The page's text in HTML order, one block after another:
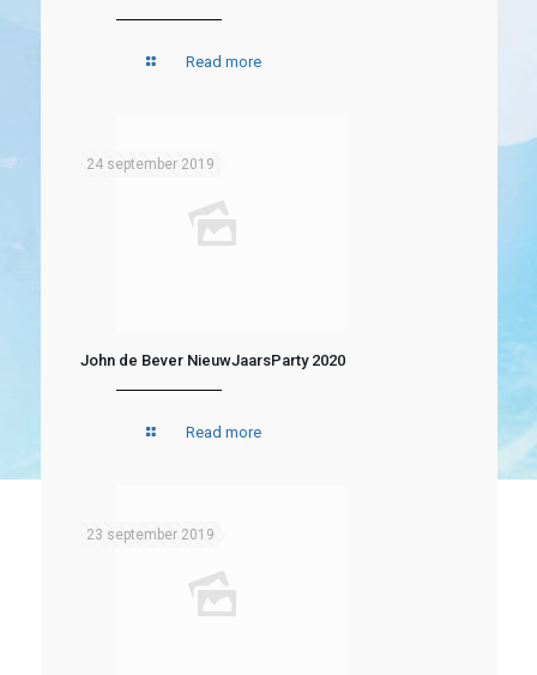
Read more
24 september 2019
John de Bever NieuwJaarsParty 2020
Read more
23 september 2019